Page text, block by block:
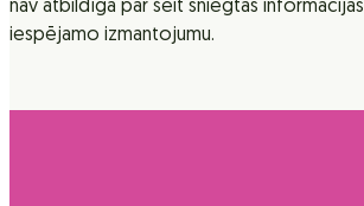
nav atbildīga par šeit sniegtās informācijas
iespējamo izmantojumu.